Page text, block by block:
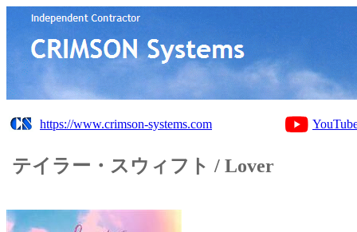
https://www.crimson-systems.com
テイラー・スウィフト / Lover